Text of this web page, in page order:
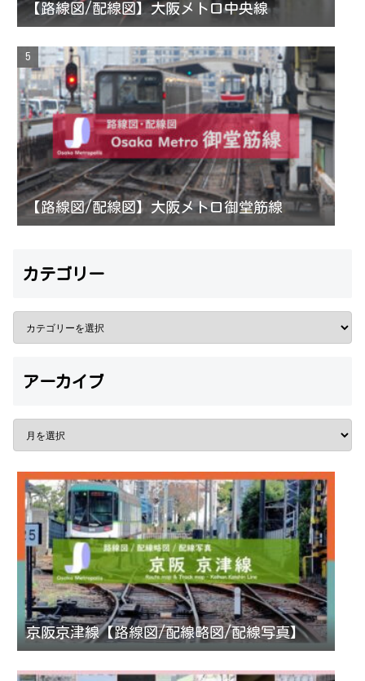
【路線図/配線図】大阪メトロ中央線
【路線図/配線図】大阪メトロ御堂筋線
カテゴリー
アーカイブ
京阪京津線【路線図/配線略図/配線写真】